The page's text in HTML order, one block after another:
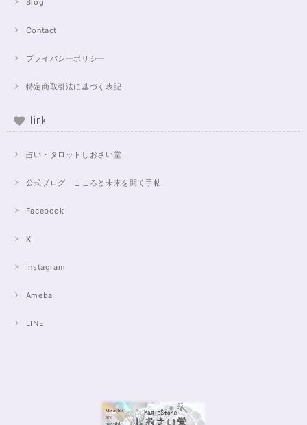
Blog
Contact
プライバシーポリシー
特定商取引法に基づく表記
Link
占い・タロットしおさい堂
公式ブログ こころと未来を開く手帖
Facebook
X
Instagram
Ameba
LINE